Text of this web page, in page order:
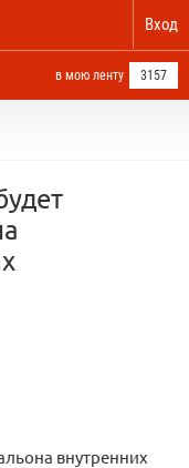
Вход
в мою ленту 3157
внутренних